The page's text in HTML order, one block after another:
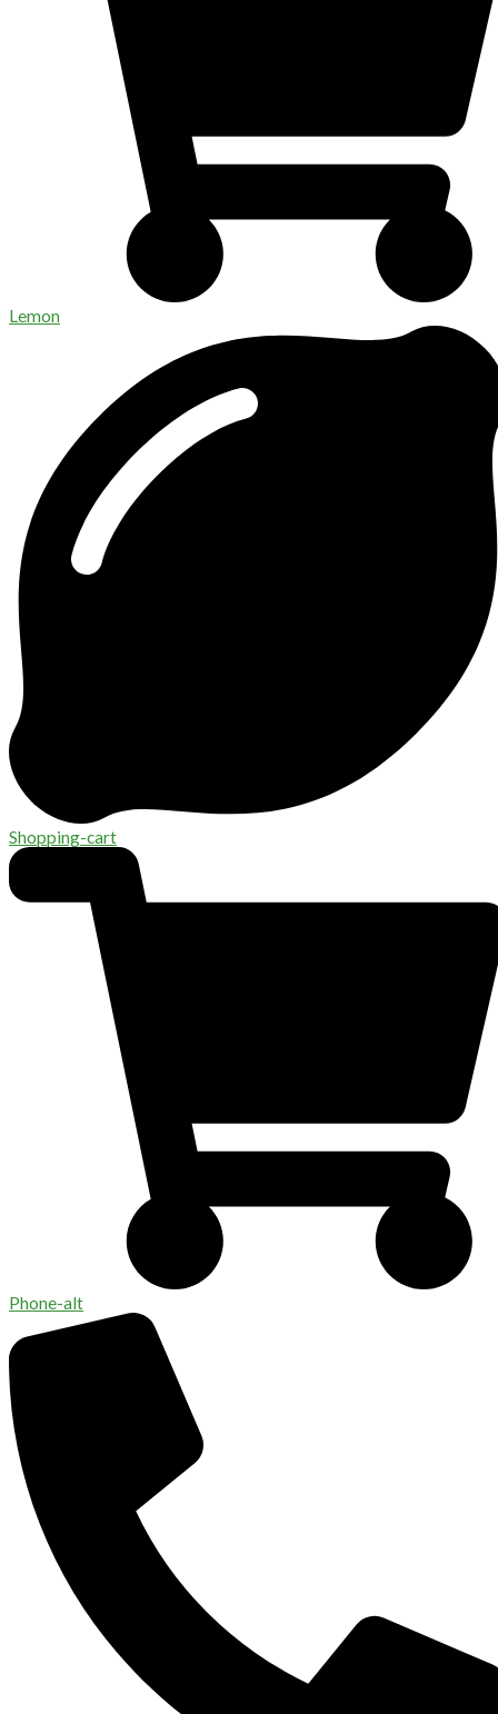
Lemon
Shopping-cart
Phone-alt